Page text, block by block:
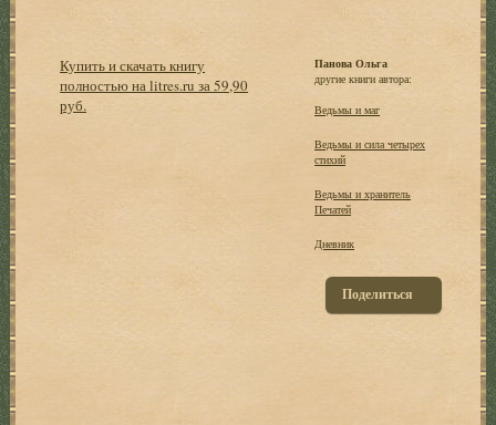
Купить и скачать книгу
полностью на litres.ru за 59,90
руб.
Панова Ольга
другие книги автора:
Ведьмы и маг
Ведьмы и сила четырех
стихий
Ведьмы и хранитель
Печатей
Дневник
Поделиться